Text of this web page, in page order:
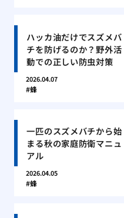
ハッカ油だけでスズメバ
チを防げるのか？野外活
動での正しい防虫対策
2026.04.07
蜂
一匹のスズメバチから始
まる秋の家庭防衛マニュ
アル
2026.04.05
蜂